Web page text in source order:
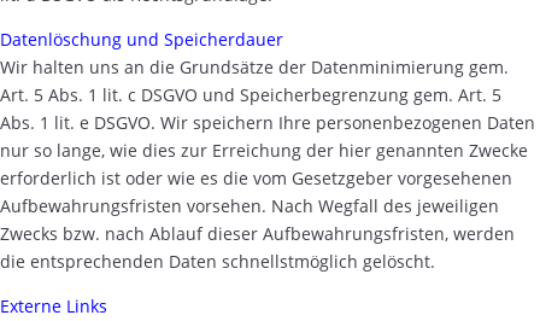
Datenlöschung und Speicherdauer
Wir halten uns an die Grundsätze der Datenminimierung gem.
Art. 5 Abs. 1 lit. c DSGVO und Speicherbegrenzung gem. Art. 5
Abs. 1 lit. e DSGVO. Wir speichern Ihre personenbezogenen Daten
nur so lange, wie dies zur Erreichung der hier genannten Zwecke
erforderlich ist oder wie es die vom Gesetzgeber vorgesehenen
Aufbewahrungsfristen vorsehen. Nach Wegfall des jeweiligen
Zwecks bzw. nach Ablauf dieser Aufbewahrungsfristen, werden
die entsprechenden Daten schnellstmöglich gelöscht.
Externe Links